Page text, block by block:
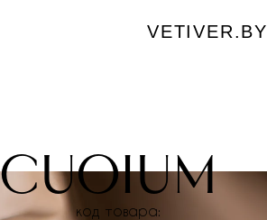
VETIVER.BY
код товара: